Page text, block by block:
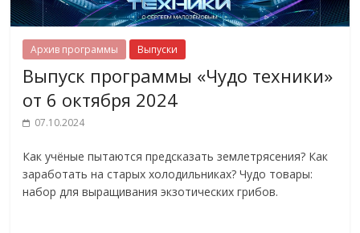
Архив программы Выпуски
Выпуск программы «Чудо техники»
от 6 октября 2024
07.10.2024
Как учёные пытаются предсказать землетрясения? Как
заработать на старых холодильниках? Чудо товары:
набор для выращивания экзотических грибов.